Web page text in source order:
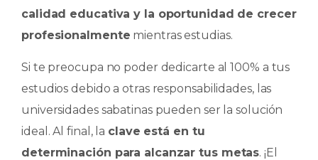
calidad educativa y la oportunidad de crecer
profesionalmente mientras estudias.
Si te preocupa no poder dedicarte al 100% a tus
estudios debido a otras responsabilidades, las
universidades sabatinas pueden ser la solución
ideal. Al final, la clave está en tu
determinación para alcanzar tus metas. ¡El